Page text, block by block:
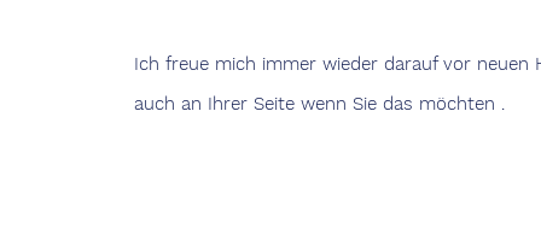
Ich freue mich immer wieder darauf vor neuen
auch an Ihrer Seite wenn Sie das möchten .